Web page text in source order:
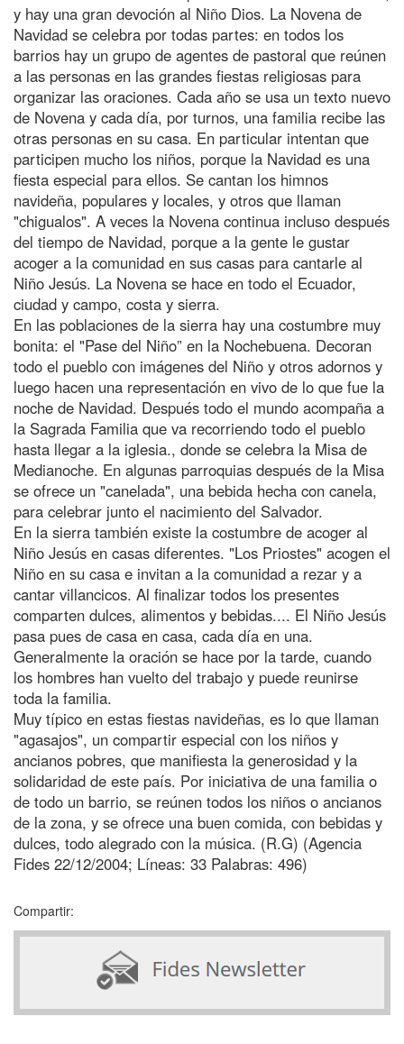
y hay una gran devoción al Niño Dios. La Novena de
Navidad se celebra por todas partes: en todos los
barrios hay un grupo de agentes de pastoral que reúnen
a las personas en las grandes fiestas religiosas para
organizar las oraciones. Cada año se usa un texto nuevo
de Novena y cada día, por turnos, una familia recibe las
otras personas en su casa. En particular intentan que
participen mucho los niños, porque la Navidad es una
fiesta especial para ellos. Se cantan los himnos
navideña, populares y locales, y otros que llaman
"chigualos". A veces la Novena continua incluso después
del tiempo de Navidad, porque a la gente le gustar
acoger a la comunidad en sus casas para cantarle al
Niño Jesús. La Novena se hace en todo el Ecuador,
ciudad y campo, costa y sierra.
En las poblaciones de la sierra hay una costumbre muy
bonita: el "Pase del Niño” en la Nochebuena. Decoran
todo el pueblo con imágenes del Niño y otros adornos y
luego hacen una representación en vivo de lo que fue la
noche de Navidad. Después todo el mundo acompaña a
la Sagrada Familia que va recorriendo todo el pueblo
hasta llegar a la iglesia., donde se celebra la Misa de
Medianoche. En algunas parroquias después de la Misa
se ofrece un "canelada", una bebida hecha con canela,
para celebrar junto el nacimiento del Salvador.
En la sierra también existe la costumbre de acoger al
Niño Jesús en casas diferentes. "Los Priostes" acogen el
Niño en su casa e invitan a la comunidad a rezar y a
cantar villancicos. Al finalizar todos los presentes
comparten dulces, alimentos y bebidas.... El Niño Jesús
pasa pues de casa en casa, cada día en una.
Generalmente la oración se hace por la tarde, cuando
los hombres han vuelto del trabajo y puede reunirse
toda la familia.
Muy típico en estas fiestas navideñas, es lo que llaman
"agasajos", un compartir especial con los niños y
ancianos pobres, que manifiesta la generosidad y la
solidaridad de este país. Por iniciativa de una familia o
de todo un barrio, se reúnen todos los niños o ancianos
de la zona, y se ofrece una buen comida, con bebidas y
dulces, todo alegrado con la música. (R.G) (Agencia
Fides 22/12/2004; Líneas: 33 Palabras: 496)
Compartir: